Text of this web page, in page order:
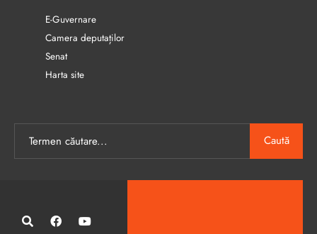
E-Guvernare
Camera deputaților
Senat
Harta site
Caută